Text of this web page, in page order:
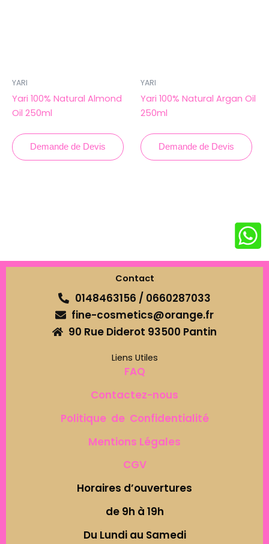
YARI
Yari 100% Natural Almond
Oil 250ml
Demande de Devis
YARI
Yari 100% Natural Argan Oil
250ml
Demande de Devis
Contact
0148463156 / 0660287033
fine-cosmetics@orange.fr
90 Rue Diderot 93500 Pantin
Liens Utiles
FAQ
Contactez-nous
Politique de Confidentialité
Mentions Légales
CGV
Horaires d’ouvertures
de 9h à 19h
Du Lundi au Samedi